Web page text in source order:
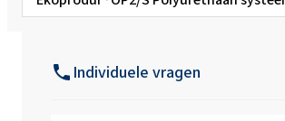
Individuele vragen